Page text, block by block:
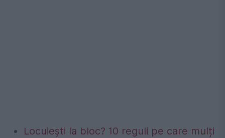
Locuiești la bloc? 10 reguli pe care mulți